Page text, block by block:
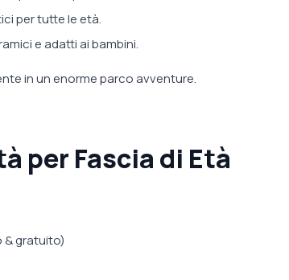
per tutte le età.
e adatti ai bambini.
in un enorme parco avventure.
per Fascia di Età
& gratuito)